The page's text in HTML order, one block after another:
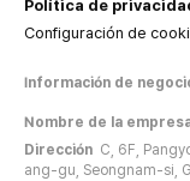
Política de
Configuración de
Información de
Nombre de la
Dirección C, 6F,
ang-gu, Seongnam-si,